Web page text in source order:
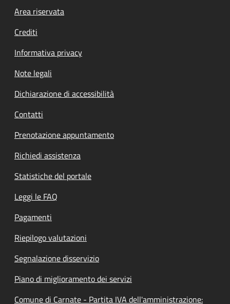
Footer menu
Area riservata
Crediti
Informativa privacy
Note legali
Dichiarazione di accessibilità
Contatti
Prenotazione appuntamento
Richiedi assistenza
Statistiche del portale
Leggi le FAQ
Pagamenti
Riepilogo valutazioni
Segnalazione disservizio
Piano di miglioramento dei servizi
Comune di Carnate - Partita IVA dell'amministrazione: